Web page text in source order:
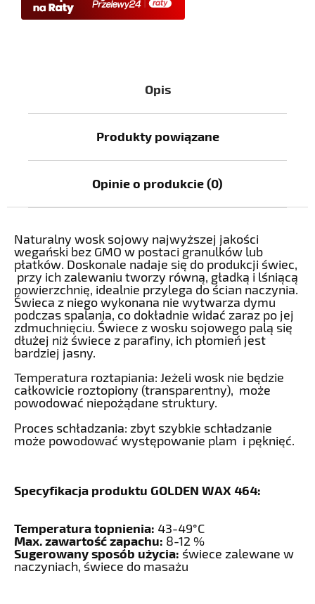
Opis
Produkty powiązane
Opinie o produkcie (0)
Naturalny wosk sojowy najwyższej jakości
wegański bez GMO w postaci granulków lub
płatków. Doskonale nadaje się do produkcji świec,
przy ich zalewaniu tworzy równą, gładką i lśniącą
powierzchnię, idealnie przylega do ścian naczynia.
Świeca z niego wykonana nie wytwarza dymu
podczas spalania, co dokładnie widać zaraz po jej
zdmuchnięciu. Świece z wosku sojowego palą się
dłużej niż świece z parafiny, ich płomień jest
bardziej jasny.
Temperatura roztapiania: Jeżeli wosk nie będzie
całkowicie roztopiony (transparentny), może
powodować niepożądane struktury.
Proces schładzania: zbyt szybkie schładzanie
może powodować występowanie plam i pęknięć.
Specyfikacja produktu GOLDEN WAX 464:
Temperatura topnienia: 43-49°C
Max. zawartość zapachu: 8-12 %
Sugerowany sposób użycia: świece zalewane w
naczyniach, świece do masażu